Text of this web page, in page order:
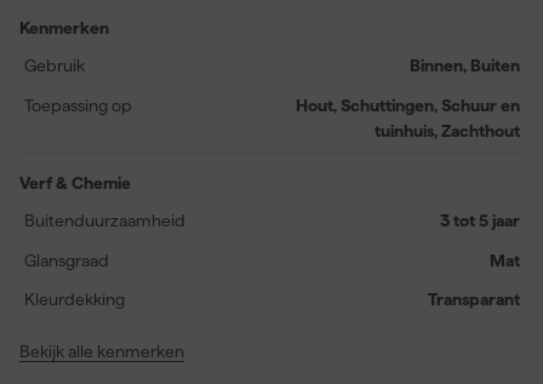
Met een dekking van 12-14 m² per liter verzeker je jezelf van een
efficiënt gebruik. Breng eenvoudig twee lagen aan met een roller
Kenmerken
Gebruik
Binnen, Buiten
Toepassing op
Hout, Schuttingen, Schuur en
tuinhuis, Zachthout
Verf & Chemie
Buitenduurzaamheid
3 tot 5 jaar
Glansgraad Mat
Kleurdekking Transparant
Bekijk alle kenmerken